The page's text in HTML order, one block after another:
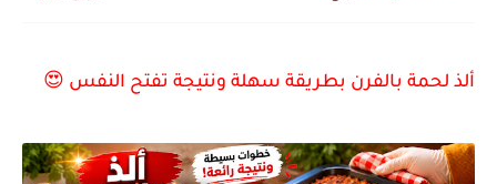
ألذ لحمة بالفرن بطريقة سهلة ونتيجة تفتح النفس 😍